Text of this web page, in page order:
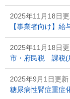
2025年11月18日
【事業者向け】給
2025年11月18日
市・府民税 課税(
2025年9月1日更新
糖尿病性腎症重症